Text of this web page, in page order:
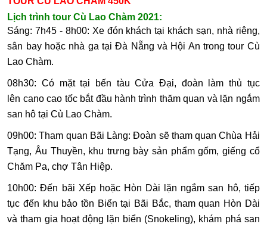
Lịch trình tour Cù Lao Chàm 2021:
Sáng:7h45 - 8h00: Xe đón khách tại khách sạn, nhà riêng,
sân bay hoặc nhà ga tại Đà Nẵng và Hội An trong tour Cù
Lao Chàm.
08h30: Có mặt tại bến tàu Cửa Đại, đoàn làm thủ tục
lên cano cao tốc bắt đầu hành trình thăm quan và lặn ngắm
san hô tại Cù Lao Chàm.
09h00: Tham quan Bãi Làng: Đoàn sẽ tham quan Chùa Hải
Tạng, Âu Thuyền, khu trưng bày sản phẩm gốm, giếng cổ
Chăm Pa, chợ Tân Hiệp.
10h00: Đến bãi Xếp hoặc Hòn Dài lặn ngắm san hô, tiếp
tục đến khu bảo tồn Biển tại Bãi Bắc, tham quan Hòn Dài
và tham gia hoạt động lặn biển (Snokeling), khám phá san